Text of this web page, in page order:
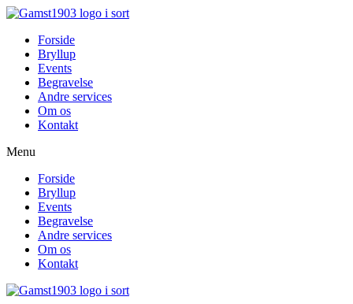
Videre
indholdForside
Bryllup
Events
Begravelse
Andre services
Om os
Kontakt
Menu
Forside
Bryllup
Events
Begravelse
Andre services
Om os
Kontakt